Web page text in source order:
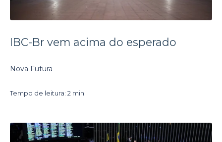
IBC-Br vem acima do esperado
Nova Futura
Tempo de leitura: 2 min.